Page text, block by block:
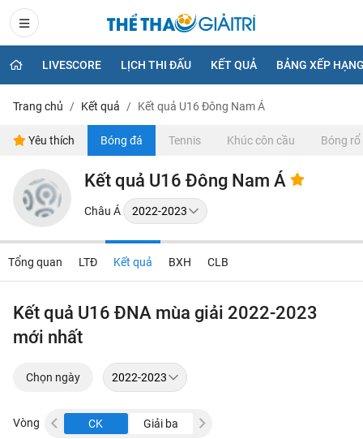
LIVESCORE LỊCH THI ĐẤU KẾT QUẢ BẢNG XẾP
Trang chủ Kết quả Kết quả U16 Đông Nam Á
Yêu thích Bóng đá Tennis Khúc côn cầu Bóng rổ
Kết quả U16 Đông Nam Á
Châu Á
Tổng quan LTĐ Kết quả BXH CLB
Kết quả U16 ĐNA mùa giải 2022-2023
mới nhất
Chọn ngày
Vòng
Giải ba CK Giải ba